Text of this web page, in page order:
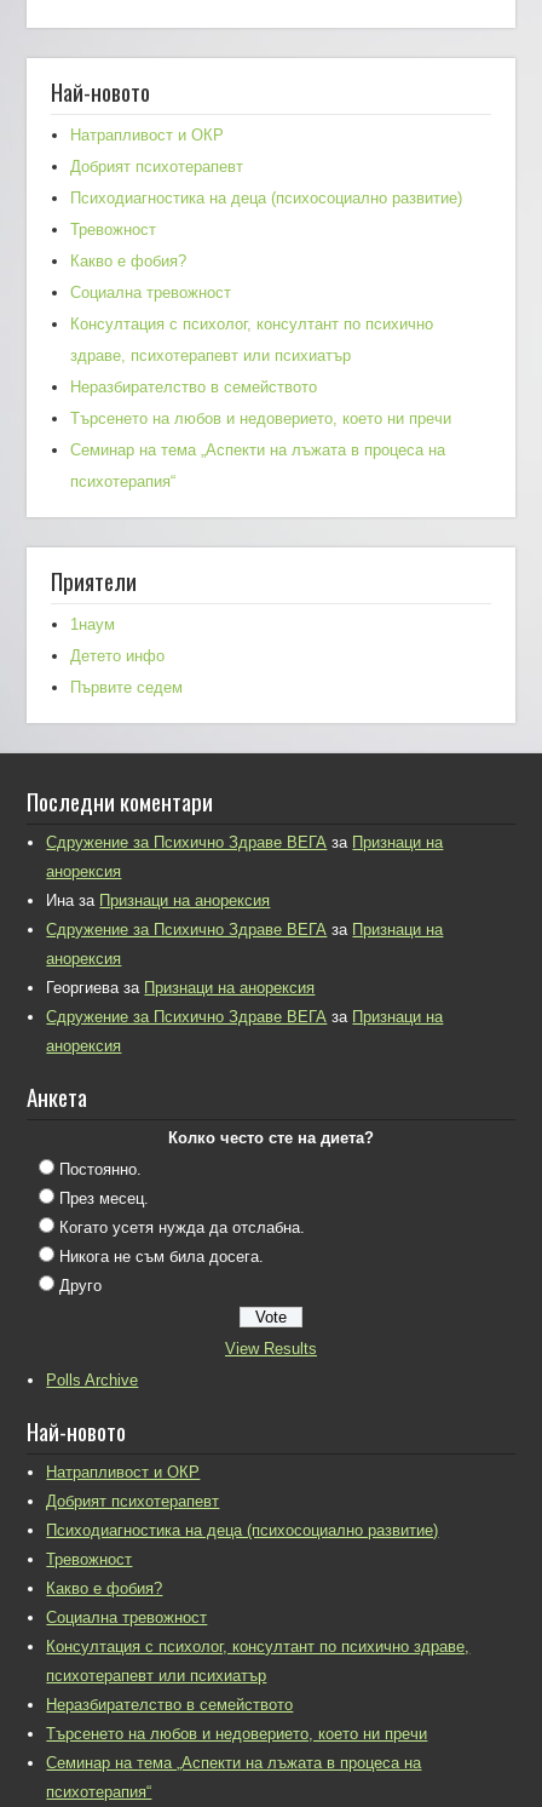
Най-новото
Натрапливост и ОКР
Добрият психотерапевт
Психодиагностика на деца (психосоциално развитие)
Тревожност
Какво е фобия?
Социална тревожност
Консултация с психолог, консултант по психично
здраве, психотерапевт или психиатър
Неразбирателство в семейството
Търсенето на любов и недоверието, което ни пречи
Семинар на тема „Аспекти на лъжата в процеса на
психотерапия“
Приятели
1наум
Детето инфо
Първите седем
Последни коментари
Сдружение за Психично Здраве ВЕГА за Признаци на
анорексия
Иназа Признаци на анорексия
Сдружение за Психично Здраве ВЕГА за Признаци на
анорексия
Георгиеваза Признаци на анорексия
Сдружение за Психично Здраве ВЕГА за Признаци на
анорексия
Анкета
Колко често сте на диета?
Постоянно.
През месец.
Когато усетя нужда да отслабна.
Никога не съм била досега.
Друго
View Results
Polls Archive
Най-новото
Натрапливост и ОКР
Добрият психотерапевт
Психодиагностика на деца (психосоциално развитие)
Тревожност
Какво е фобия?
Социална тревожност
Консултация с психолог, консултант по психично здраве,
психотерапевт или психиатър
Неразбирателство в семейството
Търсенето на любов и недоверието, което ни пречи
Семинар на тема „Аспекти на лъжата в процеса на
психотерапия“